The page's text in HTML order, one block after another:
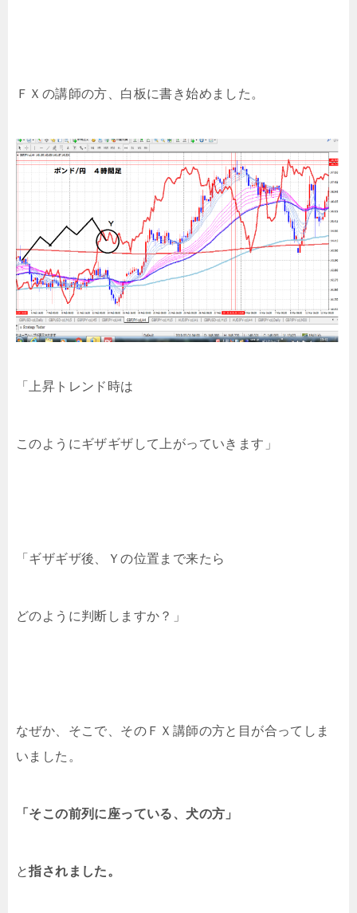
ＦＸの講師の方、白板に書き始めました。
「上昇トレンド時は
このようにギザギザして上がっていきます」
「ギザギザ後、Ｙの位置まで来たら
どのように判断しますか？」
なぜか、そこで、そのＦＸ講師の方と目が合ってしま
いました。
「そこの前列に座っている、犬の方」
と指されました。